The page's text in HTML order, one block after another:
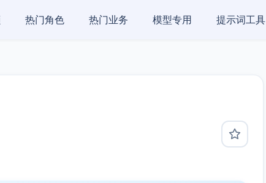
热门角色 热门业务 模型专用 提示词工具